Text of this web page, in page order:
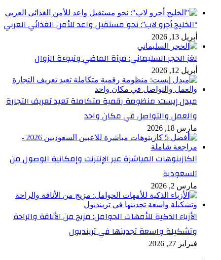
“الخليج أجرو لاب”: نحو مستقبل واعد للأمن الغذائي العربي
أبريل 13, 2026
لغز الحجر السليماني: مرآة الماضي ونبوءة الزوال
أبريل 12, 2026
ميدل إيست: منظومة رقمية متكاملة تعيد تعريف التجارة
والعمل والتواصل في مكان واحد
مارس 18, 2026
الكازينوهات المباشرة عبر الإنترنت وإمكانية الوصول من
السعودية
مارس 2, 2026
الأزياء الذكية للأمهات الحوامل: مزيج من الأناقة والراحة
وتشكيلة واسعة تجدينها في ترينديول
فبراير 27, 2026